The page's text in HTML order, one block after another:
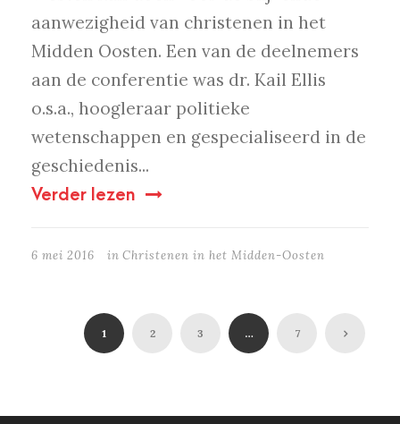
aanwezigheid van christenen in het
Midden Oosten. Een van de deelnemers
aan de conferentie was dr. Kail Ellis
o.s.a., hoogleraar politieke
wetenschappen en gespecialiseerd in de
geschiedenis...
Verder lezen
6 mei 2016 in Christenen in het Midden-Oosten
1 2 3 … 7